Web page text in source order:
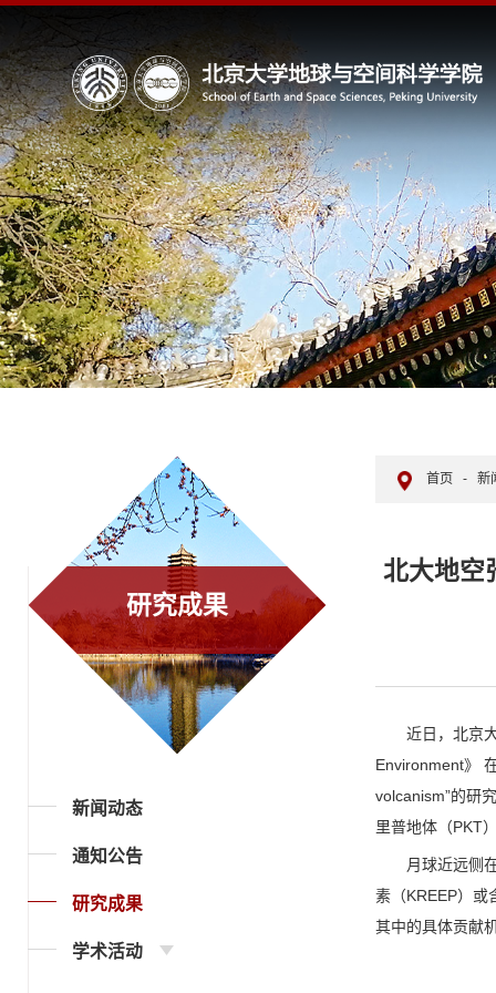
研究成果
新闻动态
通知公告
研究成果
学术活动
首页 - 新
北大地空
近日，北京
Environment》
volcanism”的研
里普地体（PKT
月球近远侧
素（KREEP）或
其中的具体贡献